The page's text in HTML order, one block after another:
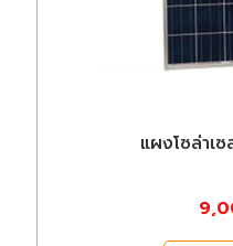
แผงโซล่าเ